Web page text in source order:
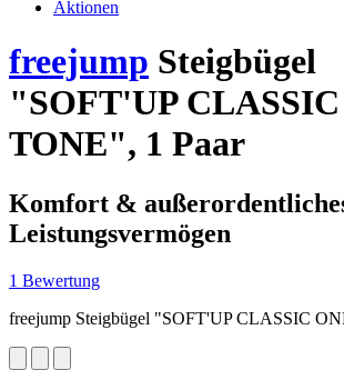
Aktionen
freejump Steigbügel
"SOFT'UP
TONE", 1 Paar
Komfort &
Leistungsvermögen
1 Bewertung
freejump Steigbügel "SOFT'UP CLASSIC